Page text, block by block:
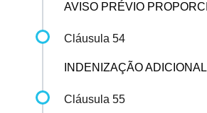
AVISO PRÉVIO
Cláusula 54
INDENIZAÇÃO ADICIONAL
Cláusula 55